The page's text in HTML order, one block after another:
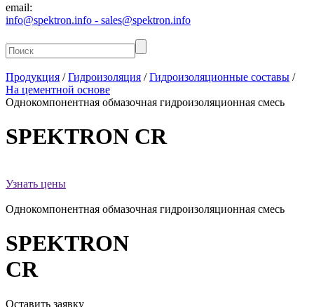
email:
info@spektron.info - sales@spektron.info
Продукция /Гидроизоляция /Гидроизоляционные составы /
На цементной основе
Однокомпонентная обмазочная гидроизоляционная смесь
SPEKTRON CR
Узнать цены
Однокомпонентная обмазочная гидроизоляционная смесь
SPEKTRON
CR
Оставить заявку